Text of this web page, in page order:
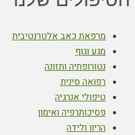
מרפאת כאב אלטרנטיבית
מגע וגוף
נטורופתיה ותזונה
רפואה סינית
טיפולי אנרגיה
פסיכותרפיה ואימון
הריון ולידה